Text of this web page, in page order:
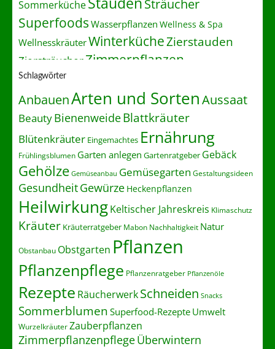
Sommerküche Sträucher
Superfoods Wasserpflanzen Wellness & Spa
WellnesskräuterWinterkücheZierstauden
ZiersträucherZimmerpflanzen
Schlagwörter
AnbauenArten und SortenAussaat
BeautyBienenweideBlattkräuter
Blütenkräuter Eingemachtes Ernährung
Frühlingsblumen Garten anlegen Gartenratgeber Gebäck
Gehölze Gemüseanbau Gemüsegarten Gestaltungsideen
GesundheitGewürze Heckenpflanzen
HeilwirkungKeltischer Jahreskreis Klimaschutz
Kräuter Kräuterratgeber Mabon Nachhaltigkeit Natur
Obstanbau Obstgarten Pflanzen
Pflanzenpflege Pflanzenratgeber Pflanzenöle
Rezepte RäucherwerkSchneiden Snacks
Sommerblumen Superfood-Rezepte Umwelt
WurzelkräuterZauberpflanzen
ZimmerpflanzenpflegeÜberwintern